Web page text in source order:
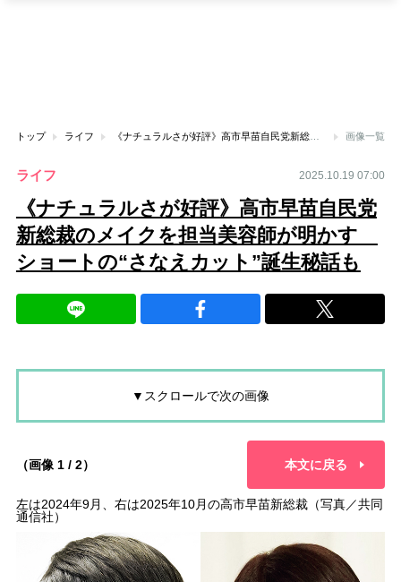
トップ ライフ 《ナチュラルさが好評》高市早苗自民党新総裁のメイクを担当美容師が明かす ショートの“さなえカット”誕生秘話も 画像一覧
ライフ 2025.10.19 07:00
《ナチュラルさが好評》高市早苗自民党
新総裁のメイクを担当美容師が明かす
ショートの“さなえカット”誕生秘話も
▼スクロールで次の画像
（画像 1 / 2） 本文に戻る
左は2024年9月、右は2025年10月の高市早苗新総裁（写真／共同
通信社）